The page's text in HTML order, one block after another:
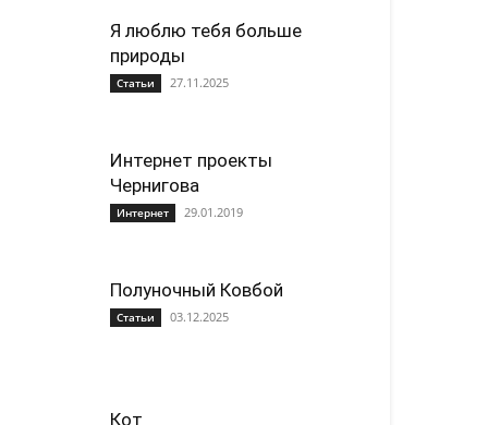
Я люблю тебя больше
природы
Статьи 27.11.2025
Интернет проекты
Чернигова
Интернет 29.01.2019
Полуночный Ковбой
Статьи 03.12.2025
Кот